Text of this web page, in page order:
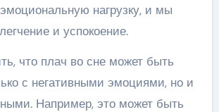
нагрузку, и мы
и успокоение.
что плач во сне может быть
с негативными эмоциями, но и
Например, это может быть